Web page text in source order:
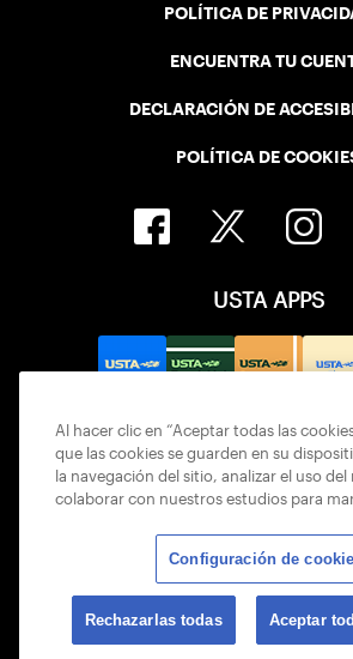
POLÍTICA DE
ENCUENTRA TU
DECLARACIÓN DE
POLÍTICA DE
USTA APPS
© 2026 USTA ALL RIGHTS
Al hacer clic en “Aceptar todas las
que las cookies se guarden en su
la navegación del sitio, analizar el uso
colaborar con nuestros estudios para
Configuración de
Rechazarlas todas Aceptar